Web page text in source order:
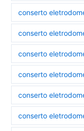
conserto
conserto
conserto
conserto
conserto
conserto